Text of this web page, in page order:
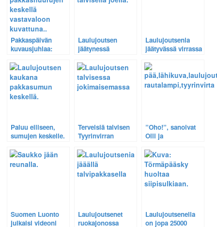
Pakkaspäivän
kuvausjuhlaa:
huurujen keskellä
Rautalammin
Tyyrinvirrassa.
Laulujoutsen
jäätynessä
Laulujoutsenia
jäätyvässä virrassa
Rautalampi.
Paluu eiliseen,
sumujen keskelle.
Terveisiä talvisen
Tyyrinvirran
”Oho!”, sanoivat
Olli ja
jääkylmään veteen
mulskahtivat.
Suomen Luonto
julkaisi videoni
Laulujoutsenet
ruokajonossa
Laulujoutsenella
on jopa 25000